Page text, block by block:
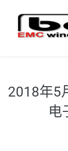
2018年5
电